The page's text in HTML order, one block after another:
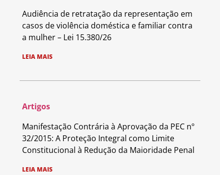
Audiência de retratação da representação em
casos de violência doméstica e familiar contra
a mulher – Lei 15.380/26
LEIA MAIS
Artigos
Manifestação Contrária à Aprovação da PEC nº
32/2015: A Proteção Integral como Limite
Constitucional à Redução da Maioridade Penal
LEIA MAIS